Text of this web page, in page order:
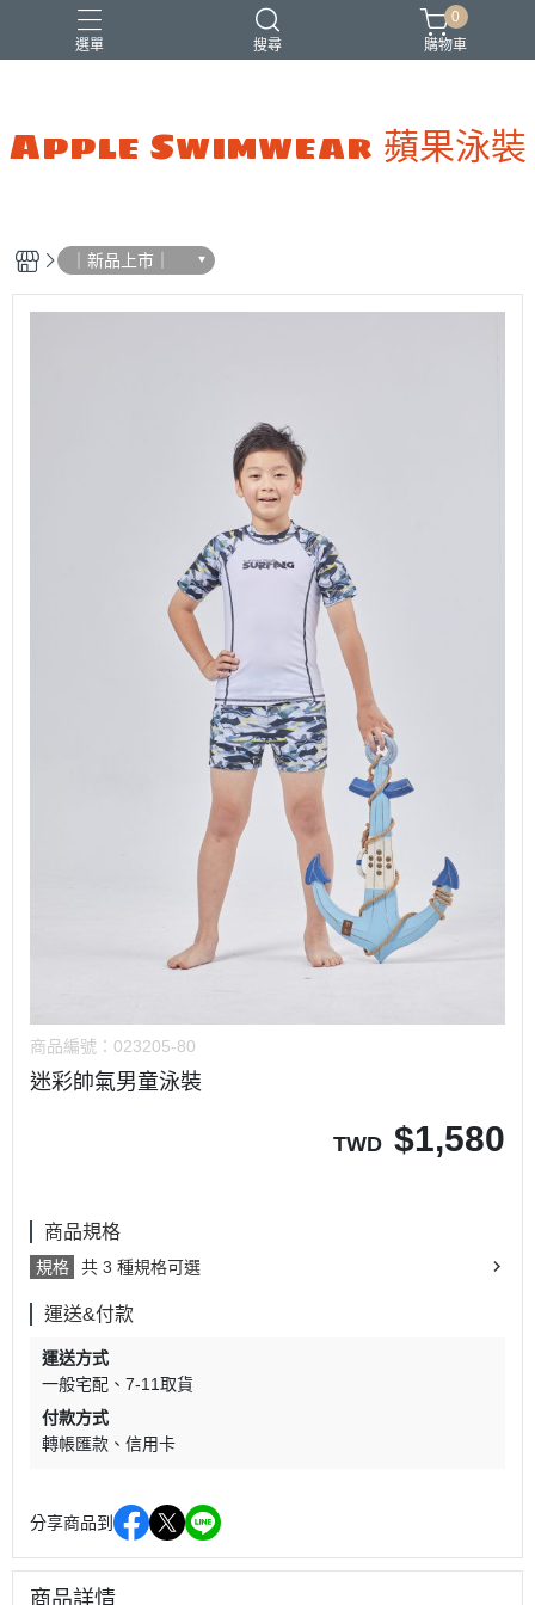
選單 搜尋
0
購物車
Apple Swimwear 蘋果泳裝
｜新品上市｜
商品編號： 023205-80
迷彩帥氣男童泳裝
TWD $1,580
商品規格
規格 共 3 種規格可選
運送&付款
運送方式
一般宅配
7-11取貨
付款方式
轉帳匯款
信用卡
分享商品到
商品詳情